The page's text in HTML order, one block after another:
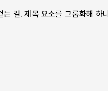
는 길. 제목 요소를 그룹화해 하